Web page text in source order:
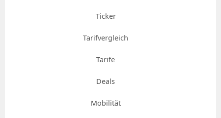
Ticker
Tarifvergleich
Tarife
Deals
Mobilität